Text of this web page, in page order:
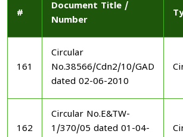
#
Document Title /
Number
161
Circular
No.38566/Cdn2/10/GAD
dated 02-06-2010
162
Circular No.E&TW-
1/370/05 dated 01-04-